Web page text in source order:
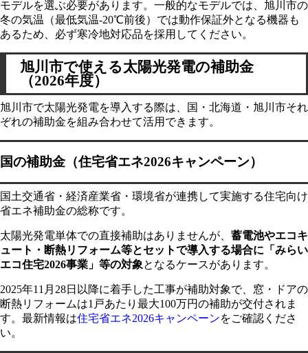
モデルを選ぶ必要があります。一般的なモデルでは、旭川市の
冬の気温（最低気温-20℃前後）では動作保証外となる機器も
あるため、必ず寒冷地対応品を採用してください。
旭川市で使える太陽光発電の補助金
（2026年度）
旭川市で太陽光発電を導入する際は、国・北海道・旭川市それ
ぞれの補助金を組み合わせて活用できます。
国の補助金（住宅省エネ2026キャンペーン）
国土交通省・経済産業省・環境省が連携して実施する住宅向け
省エネ補助金の総称です。
太陽光発電単体での直接補助はありませんが、 蓄電池やエコキ
ュート・断熱リフォーム等とセットで導入する場合に「みらい
エコ住宅2026事業」等の対象となるケースがあります。
2025年11月28日以降に着手した工事が補助対象で、窓・ドアの
断熱リフォームは1戸あたり最大100万円の補助が交付されま
す。最新情報は住宅省エネ2026キャンペーンをご確認くださ
い。